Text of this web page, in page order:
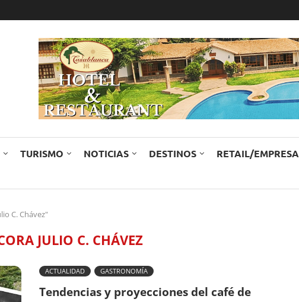
TURISMO NOTICIAS DESTINOS RETAIL/EMPRESA
C. Chávez"
JULIO C. CHÁVEZ
ACTUALIDAD GASTRONOMÍA
Tendencias y proyecciones del café de